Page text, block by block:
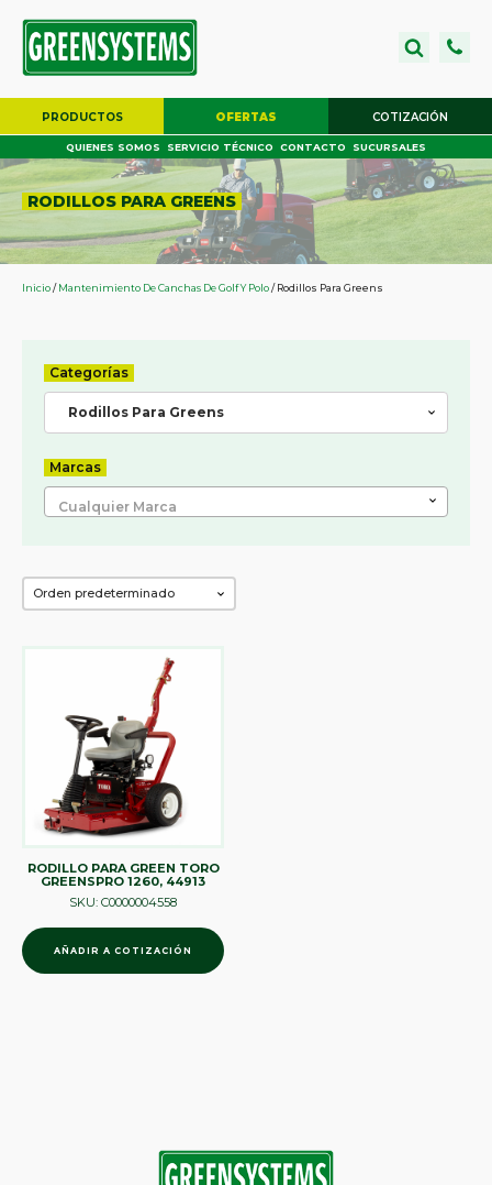
PRODUCTOS OFERTAS COTIZACIÓN
QUIENES SOMOS SERVICIO TÉCNICO CONTACTO SUCURSALES
RODILLOS PARA GREENS
Inicio/Mantenimiento De Canchas De Golf Y Polo/ Rodillos Para Greens
Categorías
Rodillos Para Greens
Marcas
Cualquier Marca
RODILLO PARA GREEN TORO
GREENSPRO 1260, 44913
SKU: C0000004558
AÑADIR A COTIZACIÓN